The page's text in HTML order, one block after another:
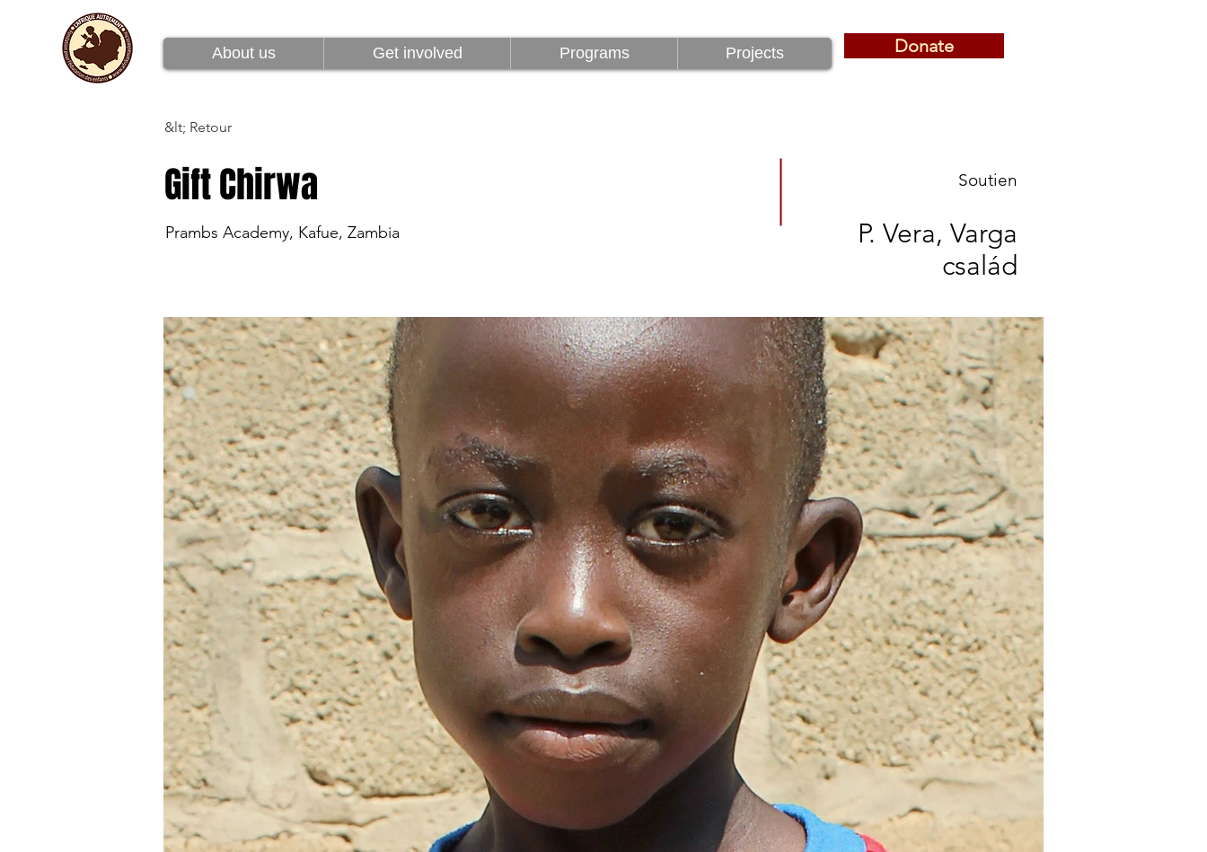
À propos de nous Être impliqué Programmes Donate
About us Get involved Programs Projects Donate
&lt; Retour
Gift Chirwa
Prambs Academy, Kafue, Zambia
Soutien
P. Vera, Varga
család